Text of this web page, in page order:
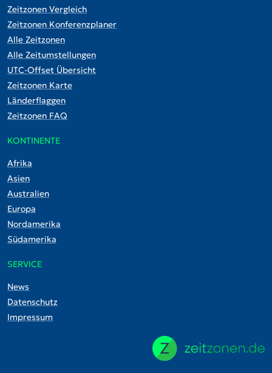
Zeitzonen Vergleich
Zeitzonen Konferenzplaner
Alle Zeitzonen
Alle Zeitumstellungen
UTC-Offset Übersicht
Zeitzonen Karte
Länderflaggen
Zeitzonen FAQ
KONTINENTE
Afrika
Asien
Australien
Europa
Nordamerika
Südamerika
SERVICE
News
Datenschutz
Impressum